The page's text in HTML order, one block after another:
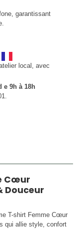
garantissant
local, avec
9h à 18h
Cœur
Douceur
T-shirt Femme Cœur
qui allie style, confort